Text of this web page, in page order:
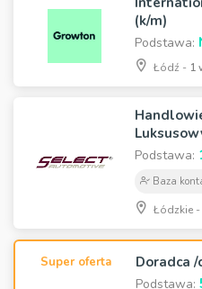
(k/m)
Podstawa:
Łódź - 1
Podstawa:
Baza
Łódzkie
Super oferta Doradca
Podstawa: